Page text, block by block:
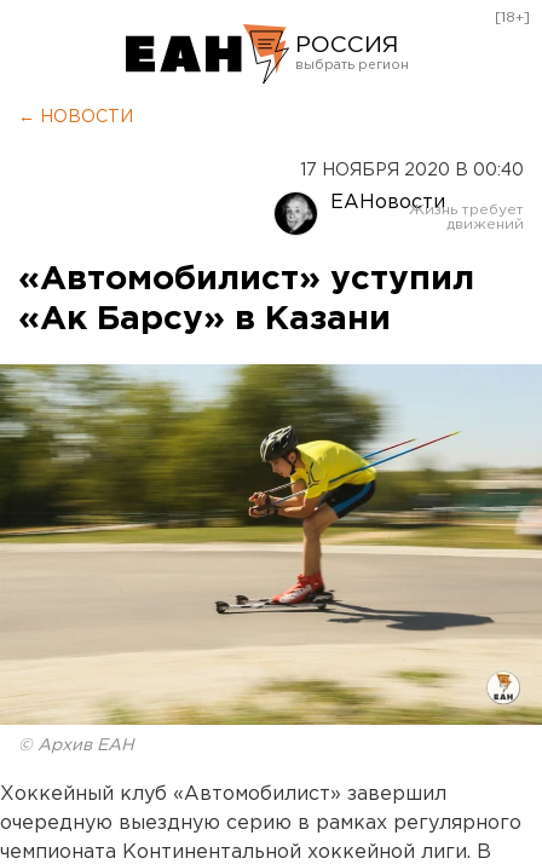
РОССИЯ
Оренбург
[18+]
← НОВОСТИ
17 НОЯБРЯ 2020 В 00:40
ЕАНовости
«Автомобилист» уступил
«Ак Барсу» в Казани
© Архив ЕАН
Хоккейный клуб «Автомобилист» завершил
очередную выездную серию в рамках регулярного
чемпионата Континентальной хоккейной лиги. В